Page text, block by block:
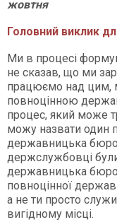
жовтня
Головний виклик
Ми в процесі
не сказав, що ми
працюємо над цим,
повноцінною
процес, який може
можу назвати один
державницька
держслужбовці
державницька
повноцінної
а не ти просто
вигідному місці.